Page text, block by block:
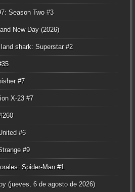
Season Two #3
New Day (2026)
shark: Superstar #2
#7
X-23 #7
#6
#9
Spider-Man #1
(jueves, 6 de agosto de 2026)